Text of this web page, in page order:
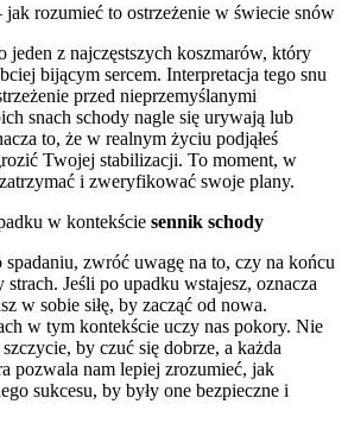
jak rozumieć to ostrzeżenie w świecie snów
jeden z najczęstszych koszmarów, który
bijącym sercem. Interpretacja tego snu
przed nieprzemyślanymi
snach schody nagle się urywają lub
to, że w realnym życiu podjąłeś
Twojej stabilizacji. To moment, w
i zweryfikować swoje plany.
w kontekście sennik schody
zwróć uwagę na to, czy na końcu
strach. Jeśli po upadku wstajesz, oznacza
w sobie siłę, by zacząć od nowa.
w tym kontekście uczy nas pokory. Nie
by czuć się dobrze, a każda
pozwala nam lepiej zrozumieć, jak
sukcesu, by były one bezpieczne i